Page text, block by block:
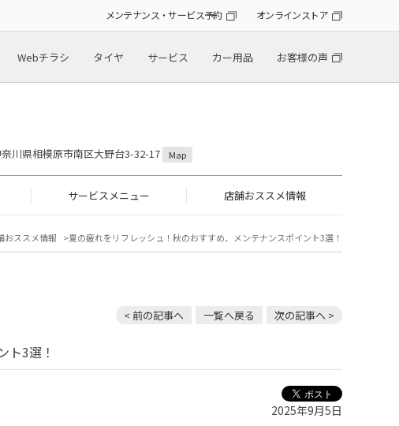
メンテナンス・サービス予約 オンラインストア
Webチラシ タイヤ サービス カー用品 お客様の声
川県相模原市南区大野台3-32-17 Map
サービスメニュー 店舗おススメ情報
おススメ情報 夏の疲れをリフレッシュ！秋のおすすめ、メンテナンスポイント3選！
< 前の記事へ 一覧へ戻る 次の記事へ >
ト3選！
2025年9月5日